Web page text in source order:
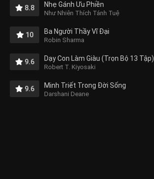
8.8 Nhẹ Gánh Ưu Phiền
Như Nhiên Thích Tánh Tuệ
10 Ba Người Thầy Vĩ Đại
Robin Sharma
9.6 Dạy Con Làm Giàu (Trọn Bộ 13 Tập)
Robert T. Kiyosaki
9.6 Minh Triết Trong Đời Sống
Darshani Deane